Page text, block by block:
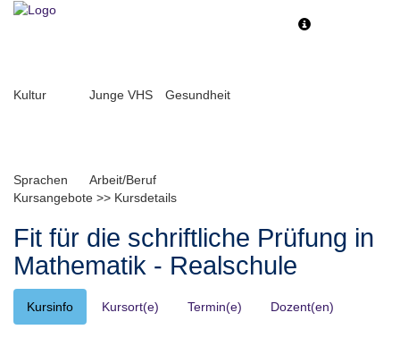
Toggle
Kultur Junge VHS Gesundheit
Sprachen
Arbeit/Beruf
Kursangebote >> Kursdetails
Fit für die schriftliche Prüfung in
Mathematik - Realschule
Kursinfo Kursort(e) Termin(e) Dozent(en)